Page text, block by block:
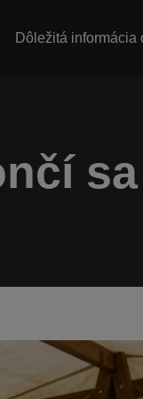
Dôležitá informácia